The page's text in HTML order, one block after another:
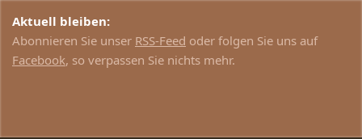
Aktuell bleiben:
Abonnieren Sie unser RSS-Feed oder folgen Sie uns auf
Facebook, so verpassen Sie nichts mehr.